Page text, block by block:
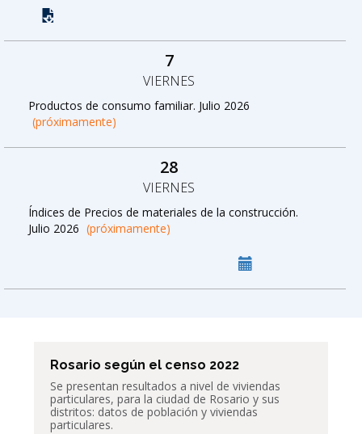
7
VIERNES
Productos de consumo familiar. Julio 2026
(próximamente)
28
VIERNES
Índices de Precios de materiales de la construcción.
Julio 2026 (próximamente)
Rosario según el censo 2022
Se presentan resultados a nivel de viviendas
particulares, para la ciudad de Rosario y sus
distritos: datos de población y viviendas
particulares.